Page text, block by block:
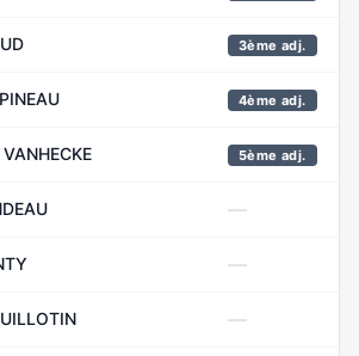
3ème adj.
4ème adj.
5ème adj.
—
—
—